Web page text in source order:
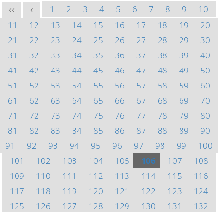
<< < 1 2 3 4 5 6 7 8 9
10
11
12 13 14 15 16 17 18 19
20
21
22 23 24 25 26 27 28 29
30
31
32 33 34 35 36 37 38 39
40
41
42 43 44 45 46 47 48 49
50
51
52 53 54 55 56 57 58 59
60
61
62 63 64 65 66 67 68 69
70
71
72 73 74 75 76 77 78 79
80
81
82 83 84 85 86 87 88 89
90
91
92 93 94 95 96 97 98 99
100
101
102 103 104 105 106 107
108
109
110 111 112 113 114 115
116
117
118 119 120 121 122 123
124
125
126 127 128 129 130 131
132